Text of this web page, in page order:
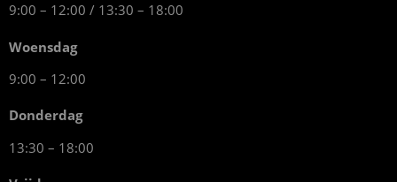
9:00 – 12:00 / 13:30 – 18:00
Woensdag
9:00 – 12:00
Donderdag
13:30 – 18:00